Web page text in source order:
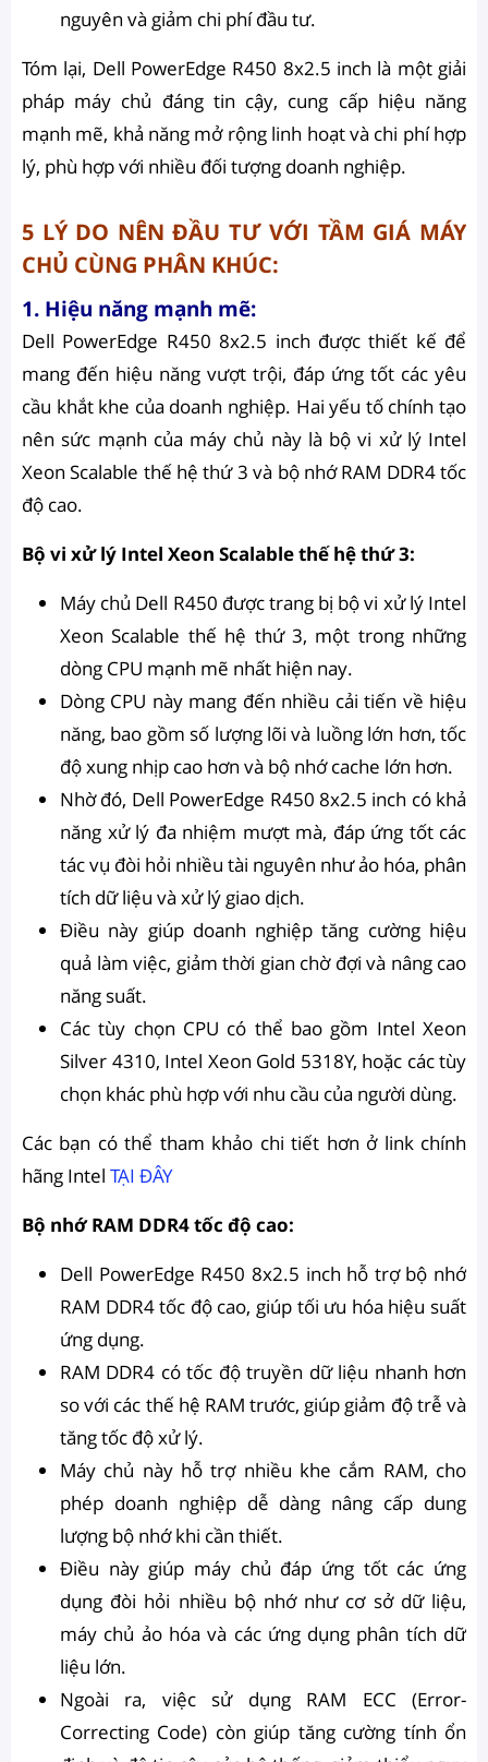
nguyên và giảm chi phí đầu tư.
Tóm lại, Dell PowerEdge R450 8x2.5 inch là một giải
pháp máy chủ đáng tin cậy, cung cấp hiệu năng
mạnh mẽ, khả năng mở rộng linh hoạt và chi phí hợp
lý, phù hợp với nhiều đối tượng doanh nghiệp.
5 LÝ DO NÊN ĐẦU TƯ VỚI TẦM GIÁ MÁY
CHỦ CÙNG PHÂN KHÚC:
1. Hiệu năng mạnh mẽ:
Dell PowerEdge R450 8x2.5 inch được thiết kế để
mang đến hiệu năng vượt trội, đáp ứng tốt các yêu
cầu khắt khe của doanh nghiệp. Hai yếu tố chính tạo
nên sức mạnh của máy chủ này là bộ vi xử lý Intel
Xeon Scalable thế hệ thứ 3 và bộ nhớ RAM DDR4 tốc
độ cao.
Bộ vi xử lý Intel Xeon Scalable thế hệ thứ 3:
Máy chủ Dell R450 được trang bị bộ vi xử lý Intel
Xeon Scalable thế hệ thứ 3, một trong những
dòng CPU mạnh mẽ nhất hiện nay.
Dòng CPU này mang đến nhiều cải tiến về hiệu
năng, bao gồm số lượng lõi và luồng lớn hơn, tốc
độ xung nhịp cao hơn và bộ nhớ cache lớn hơn.
Nhờ đó, Dell PowerEdge R450 8x2.5 inch có khả
năng xử lý đa nhiệm mượt mà, đáp ứng tốt các
tác vụ đòi hỏi nhiều tài nguyên như ảo hóa, phân
tích dữ liệu và xử lý giao dịch.
Điều này giúp doanh nghiệp tăng cường hiệu
quả làm việc, giảm thời gian chờ đợi và nâng cao
năng suất.
Các tùy chọn CPU có thể bao gồm Intel Xeon
Silver 4310, Intel Xeon Gold 5318Y, hoặc các tùy
chọn khác phù hợp với nhu cầu của người dùng.
Các bạn có thể tham khảo chi tiết hơn ở link chính
hãng Intel TẠI ĐÂY
Bộ nhớ RAM DDR4 tốc độ cao:
Dell PowerEdge R450 8x2.5 inch hỗ trợ bộ nhớ
RAM DDR4 tốc độ cao, giúp tối ưu hóa hiệu suất
ứng dụng.
RAM DDR4 có tốc độ truyền dữ liệu nhanh hơn
so với các thế hệ RAM trước, giúp giảm độ trễ và
tăng tốc độ xử lý.
Máy chủ này hỗ trợ nhiều khe cắm RAM, cho
phép doanh nghiệp dễ dàng nâng cấp dung
lượng bộ nhớ khi cần thiết.
Điều này giúp máy chủ đáp ứng tốt các ứng
dụng đòi hỏi nhiều bộ nhớ như cơ sở dữ liệu,
máy chủ ảo hóa và các ứng dụng phân tích dữ
liệu lớn.
Ngoài ra, việc sử dụng RAM ECC (Error-
Correcting Code) còn giúp tăng cường tính ổn